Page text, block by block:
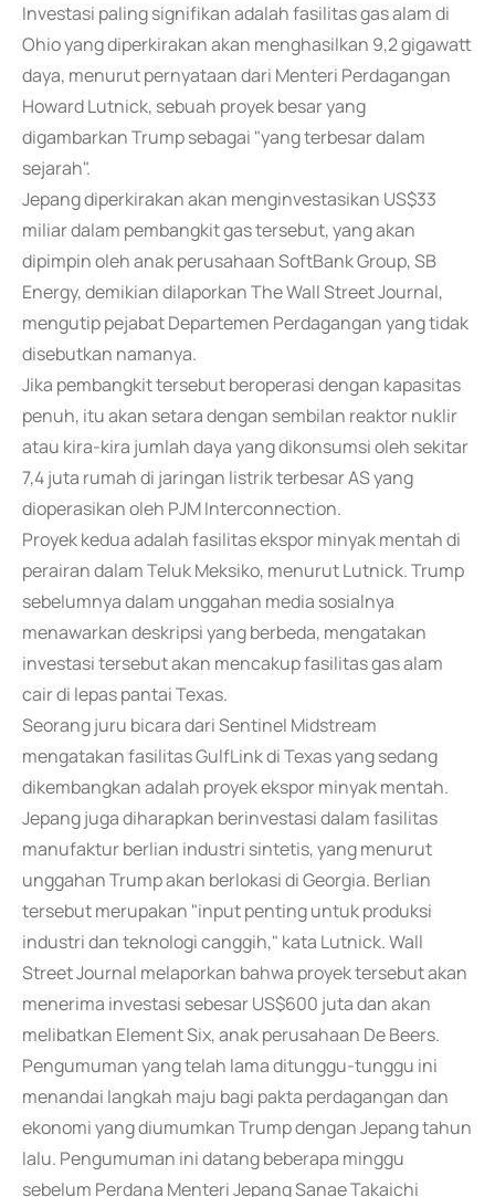
Investasi paling signifikan adalah fasilitas gas alam di
Ohio yang diperkirakan akan menghasilkan 9,2 gigawatt
daya, menurut pernyataan dari Menteri Perdagangan
Howard Lutnick, sebuah proyek besar yang
digambarkan Trump sebagai "yang terbesar dalam
sejarah".
Jepang diperkirakan akan menginvestasikan US$33
miliar dalam pembangkit gas tersebut, yang akan
dipimpin oleh anak perusahaan SoftBank Group, SB
Energy, demikian dilaporkan The Wall Street Journal,
mengutip pejabat Departemen Perdagangan yang tidak
disebutkan namanya.
Jika pembangkit tersebut beroperasi dengan kapasitas
penuh, itu akan setara dengan sembilan reaktor nuklir
atau kira-kira jumlah daya yang dikonsumsi oleh sekitar
7,4 juta rumah di jaringan listrik terbesar AS yang
dioperasikan oleh PJM Interconnection.
Proyek kedua adalah fasilitas ekspor minyak mentah di
perairan dalam Teluk Meksiko, menurut Lutnick. Trump
sebelumnya dalam unggahan media sosialnya
menawarkan deskripsi yang berbeda, mengatakan
investasi tersebut akan mencakup fasilitas gas alam
cair di lepas pantai Texas.
Seorang juru bicara dari Sentinel Midstream
mengatakan fasilitas GulfLink di Texas yang sedang
dikembangkan adalah proyek ekspor minyak mentah.
Jepang juga diharapkan berinvestasi dalam fasilitas
manufaktur berlian industri sintetis, yang menurut
unggahan Trump akan berlokasi di Georgia. Berlian
tersebut merupakan "input penting untuk produksi
industri dan teknologi canggih," kata Lutnick. Wall
Street Journal melaporkan bahwa proyek tersebut akan
menerima investasi sebesar US$600 juta dan akan
melibatkan Element Six, anak perusahaan De Beers.
Pengumuman yang telah lama ditunggu-tunggu ini
menandai langkah maju bagi pakta perdagangan dan
ekonomi yang diumumkan Trump dengan Jepang tahun
lalu. Pengumuman ini datang beberapa minggu
sebelum Perdana Menteri Jepang Sanae Takaichi